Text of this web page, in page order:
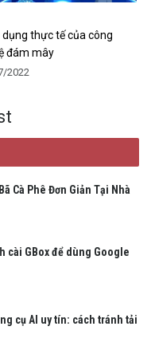
dụng thực tế của công
đám mây
2022
Cà Phê Đơn Giản Tại Nhà
cài GBox để dùng Google
cụ AI uy tín: cách tránh tải